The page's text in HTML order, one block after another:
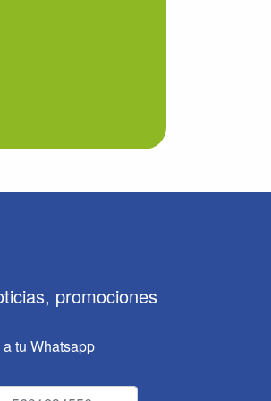
promociones
tu Whatsapp